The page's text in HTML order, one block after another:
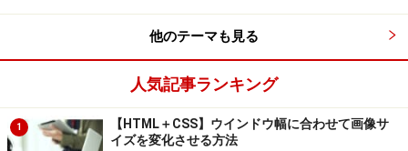
せめて上下に分割
構成によっては、横一列で区切れるような箇所がほとん
ど見つからない場合もあるでしょうね。その場合でも、
せめて、上下２つのTABLEに分割できるように構成をち
他のテーマも見る
人気記事ランキング
1
【HTML＋CSS】ウインドウ幅に合わせて画像サ
イズを変化させる方法